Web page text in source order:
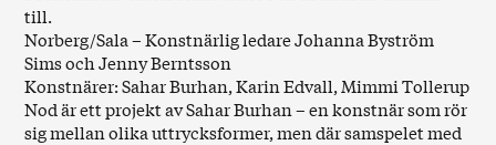
till.
Norberg/Sala – Konstnärlig ledare Johanna Byström
Sims och Jenny Berntsson
Konstnärer: Sahar Burhan, Karin Edvall, Mimmi Tollerup
Nod är ett projekt av Sahar Burhan – en konstnär som rör
sig mellan olika uttrycksformer, men där samspelet med